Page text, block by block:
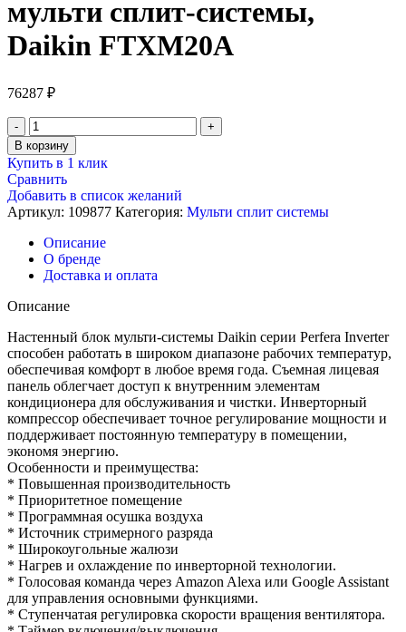
мульти сплит-системы,
Daikin FTXM20A
76287 ₽
Количество
товара
Настенный
внутренний
блок
мульти
сплит-
системы,
Daikin
FTXM20A
В корзину
Купить в 1 клик
Сравнить
Добавить в список желаний
Артикул: 109877 Категория: Мульти сплит системы
Описание
О бренде
Доставка и оплата
Описание
Настенный блок мульти-системы Daikin серии Perfera Inverter
способен работать в широком диапазоне рабочих температур,
обеспечивая комфорт в любое время года. Съемная лицевая
панель облегчает доступ к внутренним элементам
кондиционера для обслуживания и чистки. Инверторный
компрессор обеспечивает точное регулирование мощности и
поддерживает постоянную температуру в помещении,
экономя энергию.
Особенности и преимущества:
* Повышенная производительность
* Приоритетное помещение
* Программная осушка воздуха
* Источник стримерного разряда
* Широкоугольные жалюзи
* Нагрев и охлаждение по инверторной технологии.
* Голосовая команда через Amazon Alexa или Google Assistant
для управления основными функциями.
* Ступенчатая регулировка скорости вращения вентилятора.